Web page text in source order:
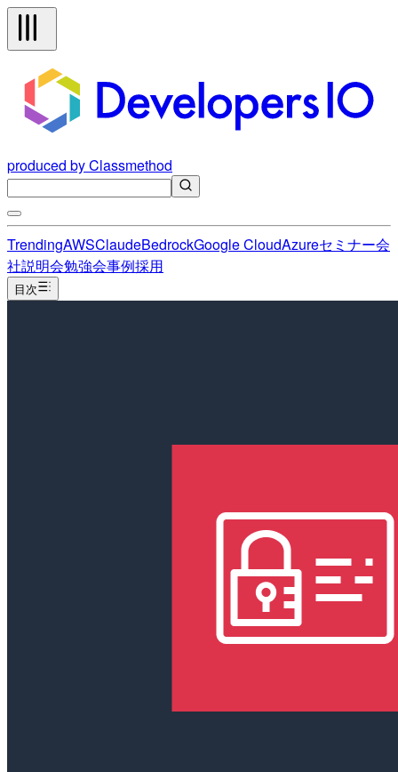
produced by Classmethod
TrendingAWSClaudeBedrockGoogle CloudAzureセミナー会
社説明会勉強会事例採用
目次